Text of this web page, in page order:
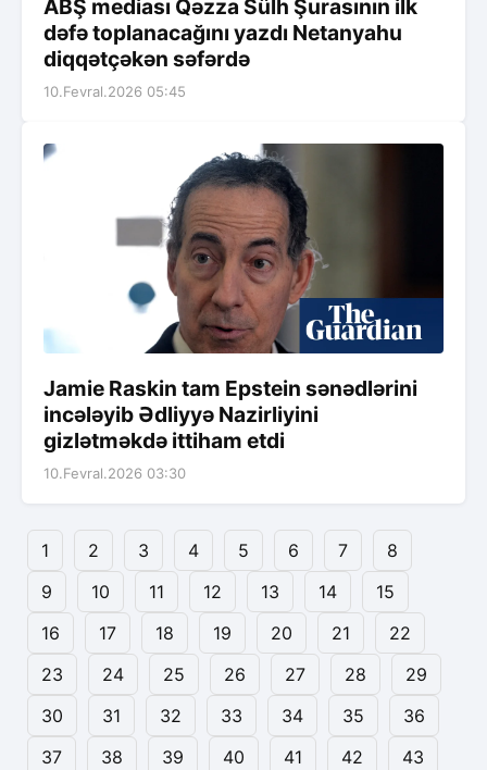
ABŞ mediası Qəzza Sülh Şurasının ilk
dəfə toplanacağını yazdı Netanyahu
diqqətçəkən səfərdə
10.Fevral.2026 05:45
Jamie Raskin tam Epstein sənədlərini
incələyib Ədliyyə Nazirliyini
gizlətməkdə ittiham etdi
10.Fevral.2026 03:30
1 2 3 4 5 6 7
8
9
10 11 12 13 14
15
16
17 18 19 20 21
22
23
24 25 26 27 28
29
30
31 32 33 34 35
36
37
38 39 40 41 42
43